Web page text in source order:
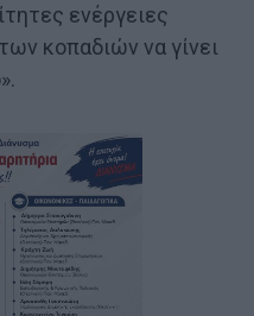
ενέργειες
κοπαδιών να γίνει